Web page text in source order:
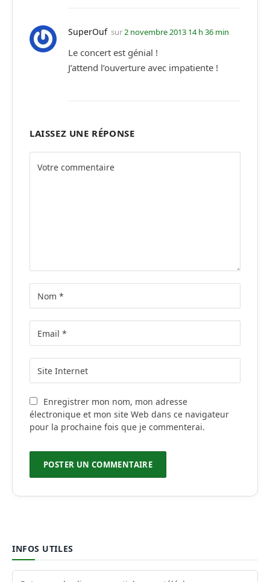
SuperOuf sur2 novembre 2013 14 h 36 min
Le concert est génial !
J’attend l’ouverture avec impatiente !
LAISSEZ UNE RÉPONSE
Enregistrer mon nom, mon adresse
électronique et mon site Web dans ce navigateur
pour la prochaine fois que je commenterai.
INFOS UTILES